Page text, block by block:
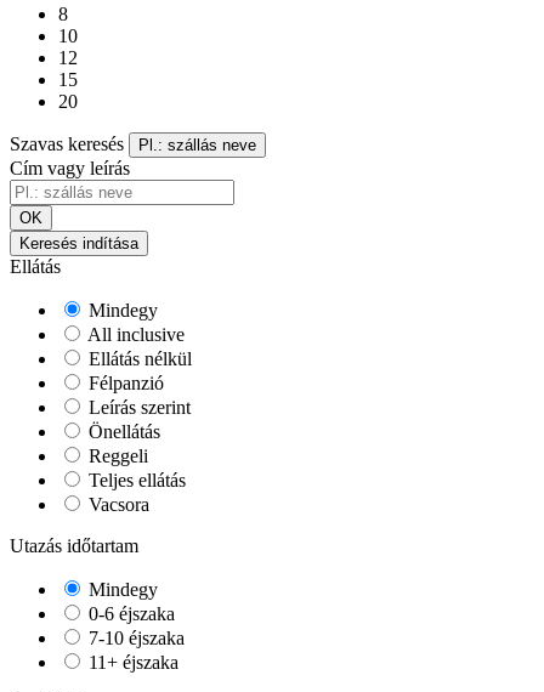
8
10
12
15
20
Szavas keresés Pl.: szállás neve
Cím vagy leírás
OK
Keresés indítása
Ellátás
Mindegy
All inclusive
Ellátás nélkül
Félpanzió
Leírás szerint
Önellátás
Reggeli
Teljes ellátás
Vacsora
Utazás időtartam
Mindegy
0-6 éjszaka
7-10 éjszaka
11+ éjszaka